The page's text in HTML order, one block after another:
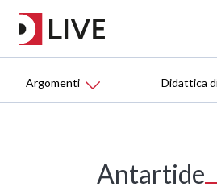
Argomenti Didattica
Antartide